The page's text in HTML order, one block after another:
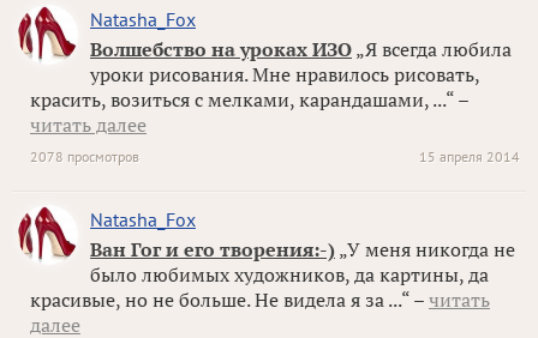
Natasha_Fox
Волшебство на уроках ИЗО „Я всегда любила
уроки рисования. Мне нравилось рисовать,
красить, возиться с мелками, карандашами, ...“ –
читать далее
15 апреля 2014
2078 просмотров
Natasha_Fox
Ван Гог и его творения:-) „У меня никогда не
было любимых художников, да картины, да
красивые, но не больше. Не видела я за ...“ – читать
далее